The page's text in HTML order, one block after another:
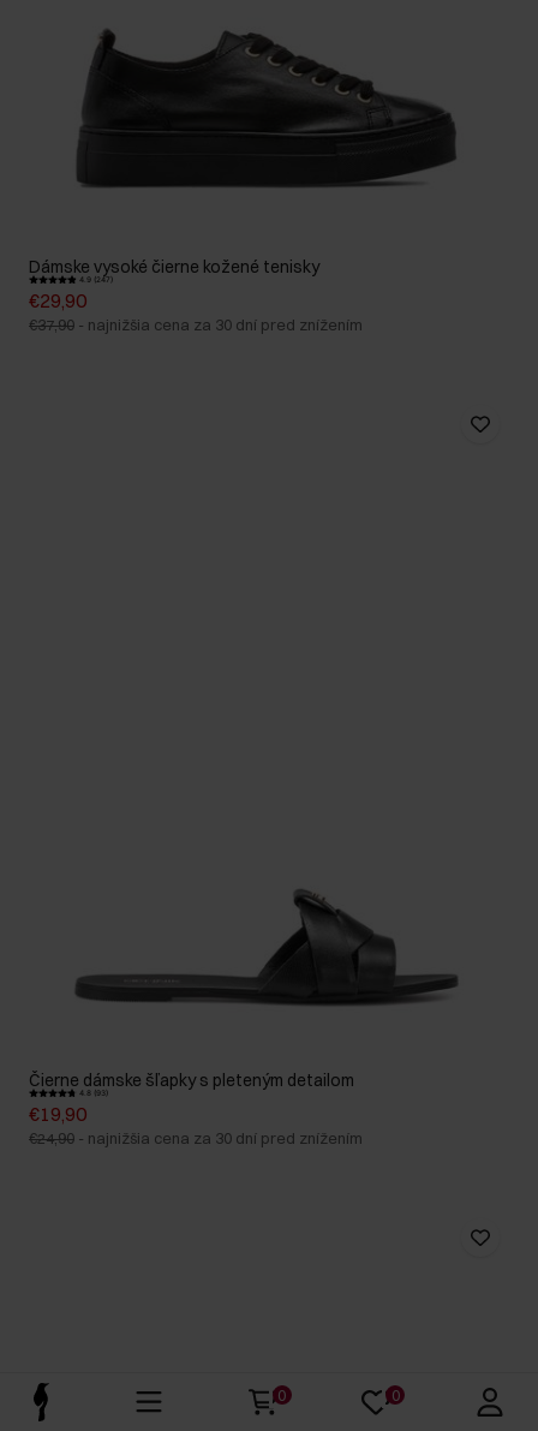
Dámske vysoké čierne kožené tenisky
4.9 (247)
€29,90
€37,90 - najnižšia cena za 30 dní pred znížením
Čierne dámske šľapky s pleteným detailom
4.8 (93)
€19,90
€24,90 - najnižšia cena za 30 dní pred znížením
0 0